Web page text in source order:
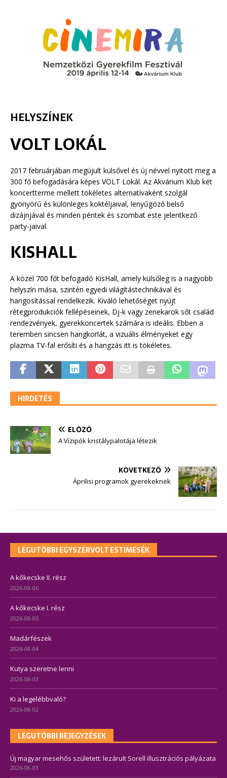
HELYSZÍNEK
VOLT LOKÁL
2017 februárjában megújult külsővel és új névvel nyitott meg a
300 fő befogadására képes VOLT Lokál. Az Akvárium Klub két
koncertterme mellett tökéletes alternatívaként szolgál
gyönyörű és különleges koktéljaival, lenyűgöző belső
dizájnjával és minden péntek és szombat este jelentkező
party-jaival.
KISHALL
A közel 700 főt befogadó KisHall, amely külsőleg is a nagyobb
helyszín mása, szintén egyedi világítástechnikával és
hangosítással rendelkezik. Kiváló lehetőséget nyújt
rétegprodukciók fellépéseinek, Dj-k vagy zenekarok sőt család
rendezvények, gyerekkoncertek számára is ideális. Ebben a
teremben sincsen hangkorlát, a vizuális élményeket egy
plazma TV-fal erősíti és a hangzás itt is tökéletes.
HIRDETÉS
ELŐZŐ
A Vízipók kristálypalotája létezik
KÖVETKEZŐ
Áprilisi programok gyerekeknek
LEGUTÓBBI EGYSZERVOLT ESTIMESÉK
A kőkecske II. rész
2026-08-06
A kőkecske I. rész
2026-08-05
Madárfészek
2026-08-04
Kutya szeretne lenni
2026-08-03
Ki a legelébbvaló?
2026-08-02
LEGUTÓBBI BEJEGYZÉSEK
Új magyar mesehős született: lezárult Sorell illusztrációs pályázata
2026-08-03